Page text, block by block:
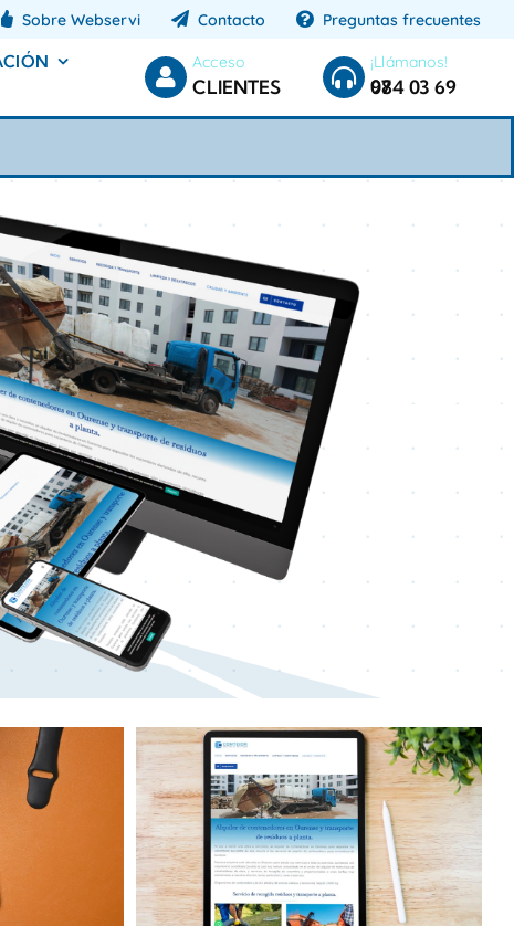
Sobre Webservi Contacto Preguntas frecuentes
Acceso
CLIENTES
¡Llámanos!
984 03 69 07